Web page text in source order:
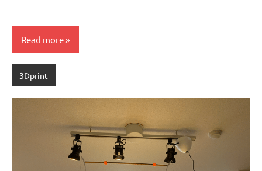
Read more
3Dprint